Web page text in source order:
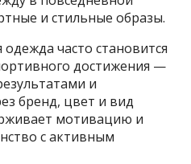
и стильные образы.
часто становится
достижения —
и
бренд, цвет и вид
мотивацию и
с активным